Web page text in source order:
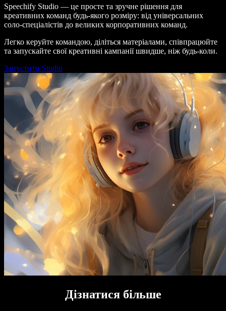
Speechify Studio — це просте та зручне рішення для
креативних команд будь-якого розміру: від універсальних
соло-спеціалістів до великих корпоративних команд.
Легко керуйте командою, діліться матеріалами, співпрацюйте
та запускайте свої креативні кампанії швидше, ніж будь-коли.
Запустити Studio
Дізнатися більше